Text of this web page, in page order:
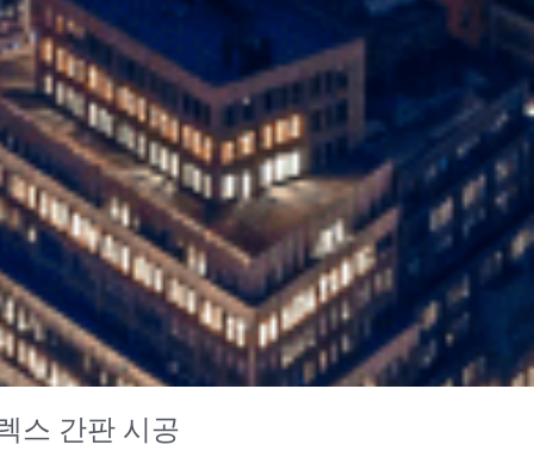
스 간판 시공